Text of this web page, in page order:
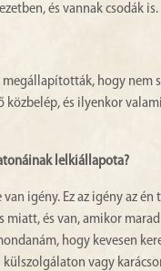
és vannak csodák is.
hogy nem
közbelép, és ilyenkor
lelkiállapota?
igény. Ez az igény az én
miatt, és van, amikor
hogy kevesen
külszolgálaton vagy